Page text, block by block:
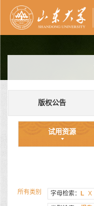
版权公告
试用资源
所有类别 字母检索： L X